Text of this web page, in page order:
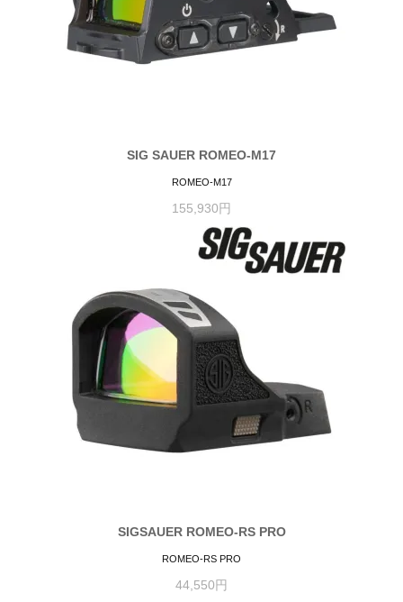
SIG SAUER ROMEO-M17
ROMEO-M17
155,930円
SIGSAUER ROMEO-RS PRO
ROMEO-RS PRO
44,550円